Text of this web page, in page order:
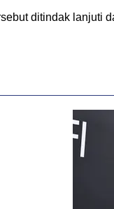
ditindak lanjuti